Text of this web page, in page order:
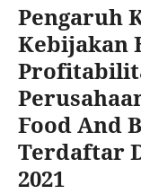
Pengaruh
Kebijakan
Food And
Terdaftar
2021